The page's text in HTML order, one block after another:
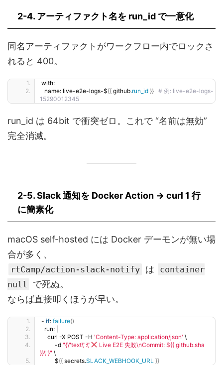
2-4. アーティファクト名を run_id で一意化
同名アーティファクトがワークフロー内でロックさ
れると 400。
with:
  name: live-e2e-logs-$
{{ github.run_id }} # 例: live-e2e-logs-
15290012345
run_id は 64bit で衝突ゼロ。これで “名前は無効”
完全消滅。
2-5. Slack 通知を Docker Action → curl 1 行
に簡素化
macOS self-hosted には Docker デーモンが無い場
合が多く、
rtCamp/action-slack-notify は
container
null
で死ぬ。
ならば直接叩くほうが早い。
- if: failure()
  run:
    curl -X POST -H
'Content-Type: application/json' \
         -d
"{\"text\":\"
Live E2E 失敗\nCommit: ${{ github.sha
}}\"}" \
         $
{{ secrets.SLACK_WEBHOOK_URL }}